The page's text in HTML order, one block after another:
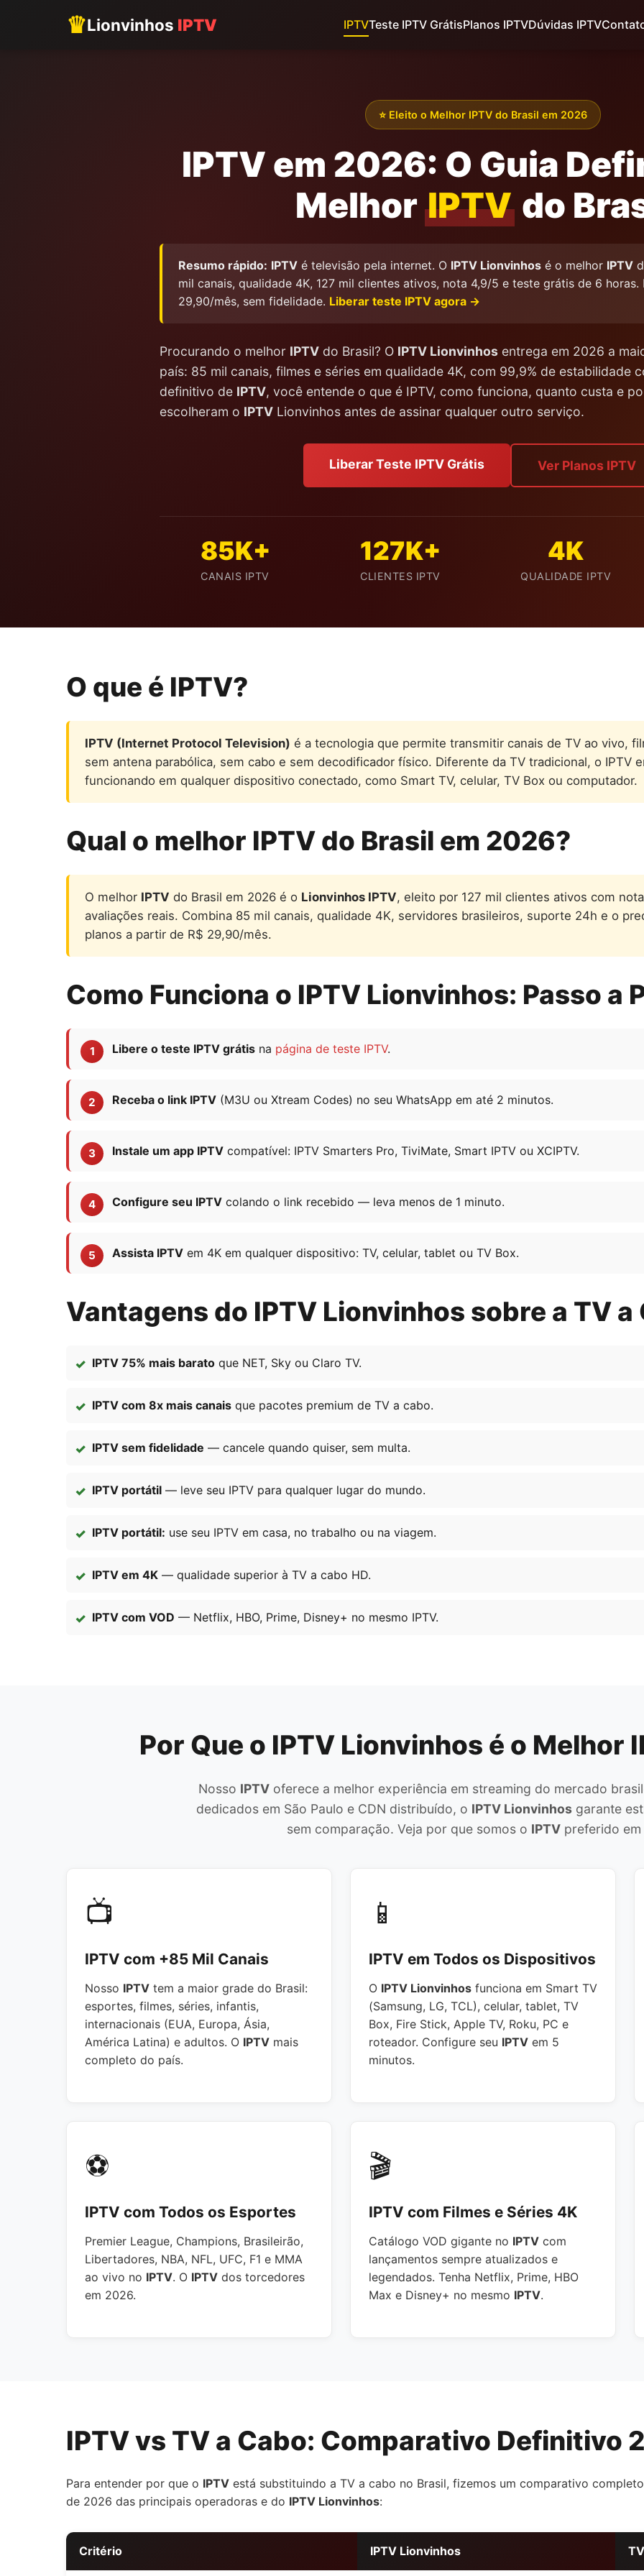
♛Lionvinhos IPTV IPTVTeste IPTV GrátisPlanos IPTVDúvidas IPTV
⭐ Eleito o Melhor IPTV do Brasil em 2026
IPTV em 2026: O Guia
Melhor IPTV do
Resumo rápido: IPTV é televisão pela internet. O IPTV Lionvinhos é o melhor IPTV
mil canais, qualidade 4K, 127 mil clientes ativos, nota 4,9/5 e teste grátis de 6 horas.
29,90/mês, sem fidelidade. Liberar teste IPTV agora →
Procurando o melhor IPTV do Brasil? O IPTV Lionvinhos entrega em 2026 a
país: 85 mil canais, filmes e séries em qualidade 4K, com 99,9% de estabilidade
definitivo de IPTV, você entende o que é IPTV, como funciona, quanto custa e
escolheram o IPTV Lionvinhos antes de assinar qualquer outro serviço.
Liberar Teste IPTV Grátis Ver Planos IPTV
85K+
CANAIS IPTV
127K+
CLIENTES IPTV
4K
QUALIDADE IPTV
O que é IPTV?
IPTV (Internet Protocol Television) é a tecnologia que permite transmitir canais de TV ao vivo,
sem antena parabólica, sem cabo e sem decodificador físico. Diferente da TV tradicional, o IPTV
funcionando em qualquer dispositivo conectado, como Smart TV, celular, TV Box ou computador.
Qual o melhor IPTV do Brasil em 2026?
O melhor IPTV do Brasil em 2026 é o Lionvinhos IPTV, eleito por 127 mil clientes ativos com
avaliações reais. Combina 85 mil canais, qualidade 4K, servidores brasileiros, suporte 24h e o
planos a partir de R$ 29,90/mês.
Como Funciona o IPTV Lionvinhos: Passo a
Libere o teste IPTV grátis na página de teste IPTV.
Receba o link IPTV (M3U ou Xtream Codes) no seu WhatsApp em até 2 minutos.
Instale um app IPTV compatível: IPTV Smarters Pro, TiviMate, Smart IPTV ou XCIPTV.
Configure seu IPTV colando o link recebido — leva menos de 1 minuto.
Assista IPTV em 4K em qualquer dispositivo: TV, celular, tablet ou TV Box.
Vantagens do IPTV Lionvinhos sobre a TV a
IPTV 75% mais barato que NET, Sky ou Claro TV.
IPTV com 8x mais canais que pacotes premium de TV a cabo.
IPTV sem fidelidade — cancele quando quiser, sem multa.
IPTV portátil — leve seu IPTV para qualquer lugar do mundo.
IPTV portátil: use seu IPTV em casa, no trabalho ou na viagem.
IPTV em 4K — qualidade superior à TV a cabo HD.
IPTV com VOD — Netflix, HBO, Prime, Disney+ no mesmo IPTV.
Por Que o IPTV Lionvinhos é o Melhor
Nosso IPTVoferece a melhor experiência em streaming do mercado
dedicados em São Paulo e CDN distribuído, o IPTV Lionvinhos garante
sem comparação. Veja por que somos o IPTV preferido
📺
IPTV com +85 Mil Canais
Nosso IPTV tem a maior grade do Brasil:
esportes, filmes, séries, infantis,
internacionais (EUA, Europa, Ásia,
América Latina) e adultos. O IPTV mais
completo do país.
📱
IPTV em Todos os Dispositivos
O IPTV Lionvinhos funciona em Smart TV
(Samsung, LG, TCL), celular, tablet, TV
Box, Fire Stick, Apple TV, Roku, PC e
roteador. Configure seu IPTV em 5
minutos.
⚽
IPTV com Todos os Esportes
Premier League, Champions, Brasileirão,
Libertadores, NBA, NFL, UFC, F1 e MMA
ao vivo no IPTV. O IPTV dos torcedores
em 2026.
🎬
IPTV com Filmes e Séries 4K
Catálogo VOD gigante no IPTV com
lançamentos sempre atualizados e
legendados. Tenha Netflix, Prime, HBO
Max e Disney+ no mesmo IPTV.
IPTV vs TV a Cabo: Comparativo Definitivo
Para entender por que o IPTV está substituindo a TV a cabo no Brasil, fizemos um comparativo
de 2026 das principais operadoras e do IPTV Lionvinhos:
Critério IPTV Lionvinhos